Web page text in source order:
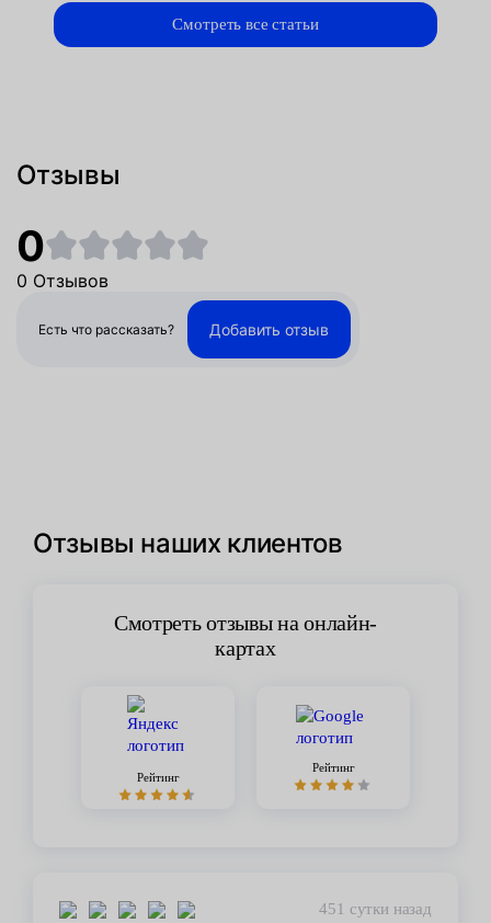
Смотреть все статьи
Отзывы
0
0 Отзывов
Есть что рассказать? Добавить отзыв
Отзывы наших клиентов
Смотреть отзывы на онлайн-
картах
Рейтинг
Рейтинг
451 сутки назад